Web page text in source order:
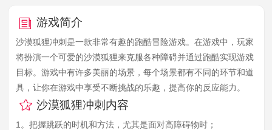
游戏简介
沙漠狐狸冲刺是一款非常有趣的跑酷冒险游戏。在游戏中，玩家
将扮演一个可爱的沙漠狐狸来克服各种障碍并通过跑酷实现游戏
目标。游戏中有许多美丽的场景，每个场景都有不同的环节和道
具，让你在游戏中享受不断挑战的乐趣，提高你的反应能力。
沙漠狐狸冲刺内容
1。把握跳跃的时机和方法，尤其是面对高障碍物时；